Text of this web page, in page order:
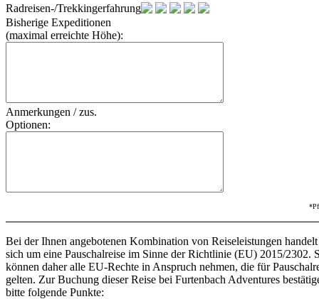
Radreisen-/Trekkingerfahrung:
Bisherige Expeditionen
(maximal erreichte Höhe):
Anmerkungen / zus.
Optionen:
Bei der Ihnen angebotenen Kombination von Reiseleistungen handelt
sich um eine Pauschalreise im Sinne der Richtlinie (EU) 2015/2302.
können daher alle EU-Rechte in Anspruch nehmen, die für
gelten. Zur Buchung dieser Reise bei Furtenbach Adventures
bitte folgende Punkte: